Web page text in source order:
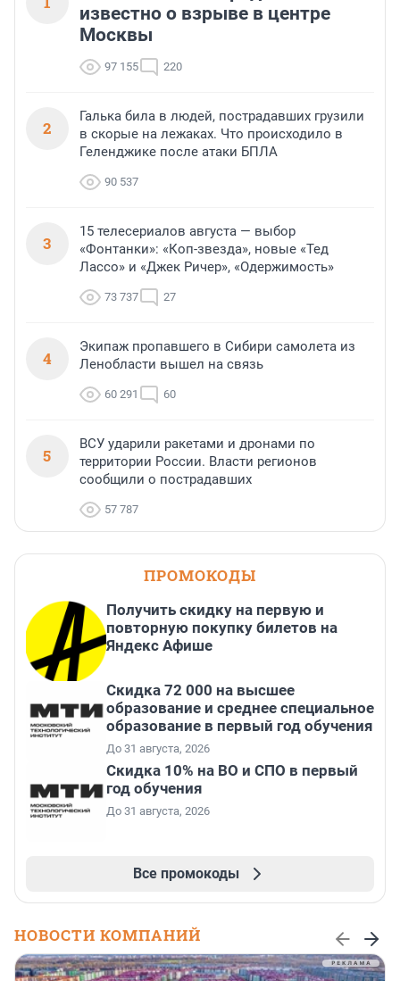
известно о взрыве в центре
Москвы
97 155 220
2
Галька била в людей, пострадавших грузили
в скорые на лежаках. Что происходило в
Геленджике после атаки БПЛА
90 537
3
15 телесериалов августа — выбор
«Фонтанки»: «Коп-звезда», новые «Тед
Лассо» и «Джек Ричер», «Одержимость»
73 737 27
4
Экипаж пропавшего в Сибири самолета из
Ленобласти вышел на связь
60 291 60
5
ВСУ ударили ракетами и дронами по
территории России. Власти регионов
сообщили о пострадавших
57 787
ПРОМОКОДЫ
Получить скидку на первую и
повторную покупку билетов на
Яндекс Афише
Скидка 72 000 на высшее
образование и среднее специальное
образование в первый год обучения
До 31 августа, 2026
Скидка 10% на ВО и СПО в первый
год обучения
До 31 августа, 2026
Все промокоды
НОВОСТИ КОМПАНИЙ